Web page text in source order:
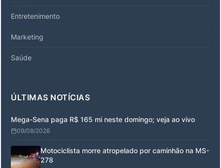
Entretenimento
Marketing
Saúde
ÚLTIMAS NOTÍCIAS
Mega-Sena paga R$ 165 mi neste domingo; veja ao vivo
09/08/2026
Motociclista morre atropelado por caminhão na MS-
278